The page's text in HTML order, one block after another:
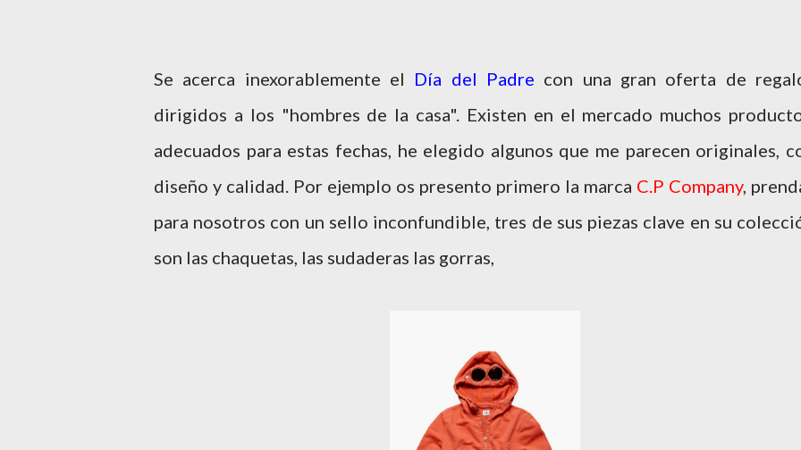
Se acerca inexorablemente el Día del Padre con una gran oferta de
dirigidos a los "hombres de la casa". Existen en el mercado muchos
adecuados para estas fechas, he elegido algunos que me parecen originales,
diseño y calidad. Por ejemplo os presento primero la marca C.P Company,
para nosotros con un sello inconfundible, tres de sus piezas clave en su
son las chaquetas, las sudaderas las gorras,